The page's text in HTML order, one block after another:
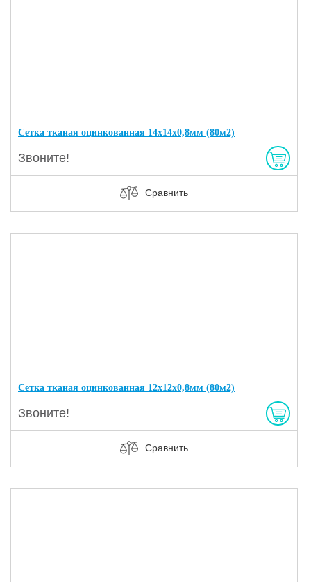
Сетка тканая оцинкованная 14х14х0,8мм (80м2)
Звоните!
Сравнить
Сетка тканая оцинкованная 12х12х0,8мм (80м2)
Звоните!
Сравнить